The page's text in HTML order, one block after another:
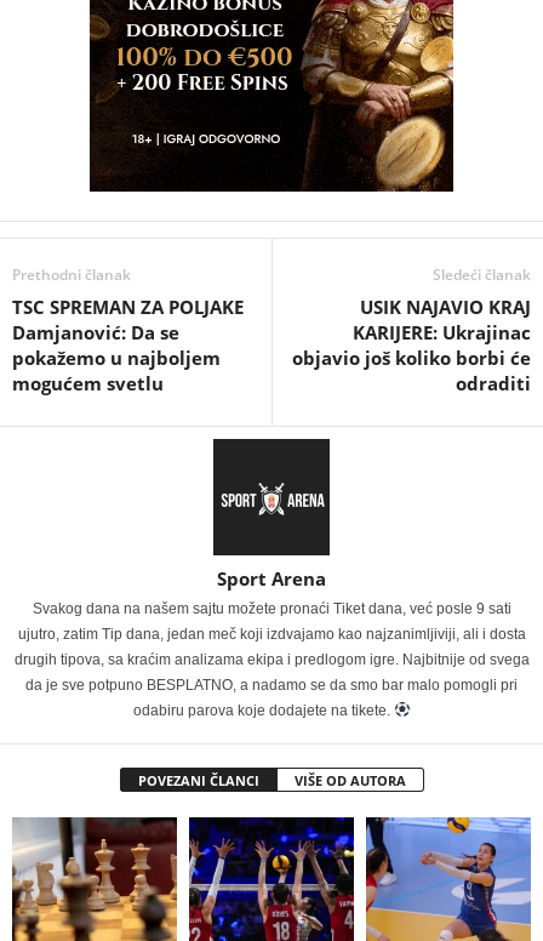
Prethodni članak
TSC SPREMAN ZA POLJAKE
Damjanović: Da se
pokažemo u najboljem
mogućem svetlu
Sledeći članak
USIK NAJAVIO KRAJ
KARIJERE: Ukrajinac
objavio još koliko borbi će
odraditi
Sport Arena
Svakog dana na našem sajtu možete pronaći Tiket dana, već posle 9 sati
ujutro, zatim Tip dana, jedan meč koji izdvajamo kao najzanimljiviji, ali i dosta
drugih tipova, sa kraćim analizama ekipa i predlogom igre. Najbitnije od svega
da je sve potpuno BESPLATNO, a nadamo se da smo bar malo pomogli pri
odabiru parova koje dodajete na tikete.
POVEZANI ČLANCI VIŠE OD AUTORA